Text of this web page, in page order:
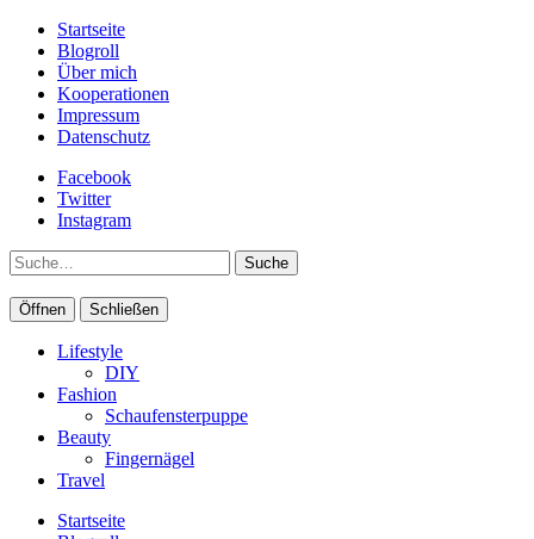
Startseite
Blogroll
Über mich
Kooperationen
Impressum
Datenschutz
Facebook
Twitter
Instagram
Suche
Öffnen Schließen
Lifestyle
DIY
Fashion
Schaufensterpuppe
Beauty
Fingernägel
Travel
Startseite